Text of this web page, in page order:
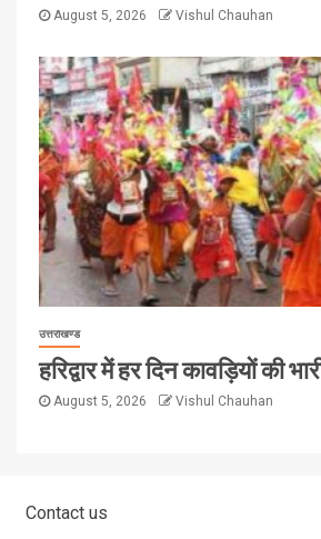
August 5, 2026 Vishul Chauhan
उत्तराखण्ड
हरिद्वार में हर दिन कावड़ियों की
August 5, 2026 Vishul Chauhan
Contact us